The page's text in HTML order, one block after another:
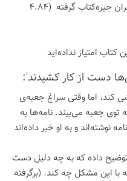
(4.84
كتاب امتیاز نداده‌اید
دست از کار کشیدند':
کند، اما وقتی سراغ جعبه‌ی
جعبه می‌بیند. نامه‌ها به
نوشته‌اند و به او خبر داده‌اند
داده که به چه دلیل دست
با این مشکل چه کند. (برگرفته